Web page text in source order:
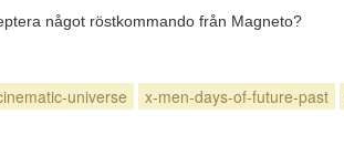
något röstkommando från Magneto?
universe x-men-days-of-future-past